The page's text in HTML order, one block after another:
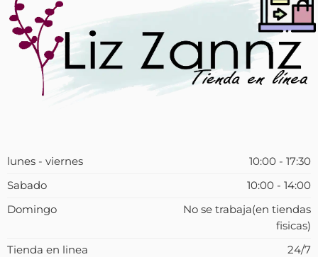
lunes - viernes
10:00 - 17:30
Sabado
10:00 - 14:00
Domingo
No se trabaja(en tiendas
fisicas)
Tienda en linea
24/7